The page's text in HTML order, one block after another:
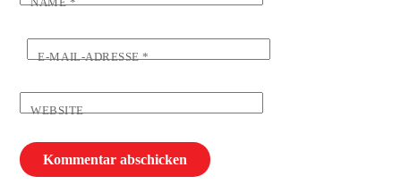
NAME*
E-MAIL-ADRESSE*
WEBSITE